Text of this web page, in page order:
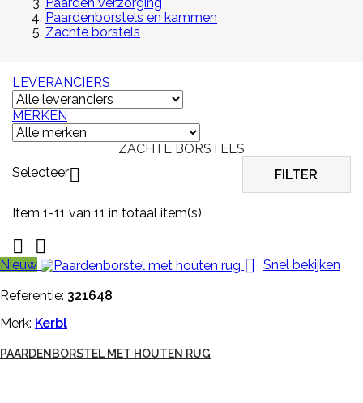
Paardenborstels en kammen
Zachte borstels
LEVERANCIERS
MERKEN
ZACHTE BORSTELS
Selecteer FILTER
Item 1-11 van 11 in totaal item(s)
 
Nieuw  Snel bekijken
Referentie: 321648
Merk: Kerbl
PAARDENBORSTEL MET HOUTEN RUG